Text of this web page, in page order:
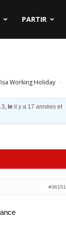
PARTIR
Working Holiday ›
, leil y a 17 années et
#36151